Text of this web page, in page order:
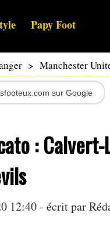
Papy Foot
> Manchester
sur Google
:
12:40 - écrit par